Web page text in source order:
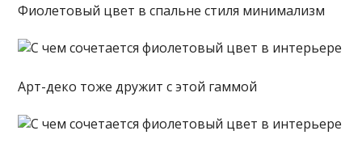
Фиолетовый цвет в спальне стиля минимализм
Арт-деко тоже дружит с этой гаммой